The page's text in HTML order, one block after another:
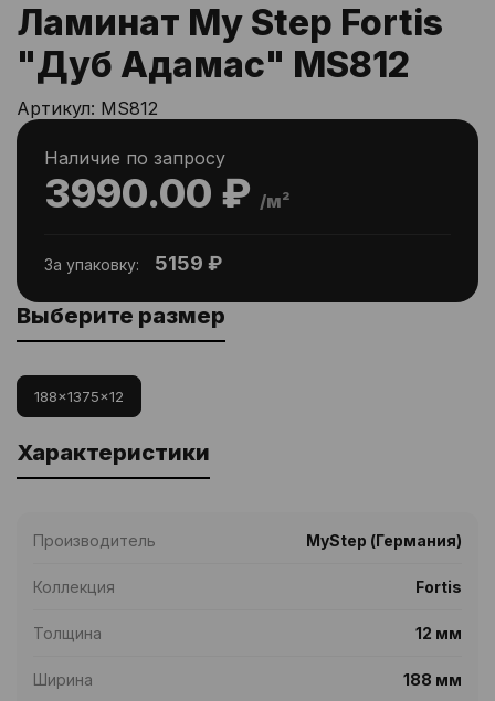
Ламинат My Step Fortis
"Дуб Адамас" MS812
Артикул: MS812
3990.00 ₽ /м²
Наличие по запросу
За упаковку: 5159 ₽
Выберите размер
188x1375x12
Характеристики
Производитель MyStep (Германия)
Коллекция Fortis
Толщина 12 мм
Ширина 188 мм